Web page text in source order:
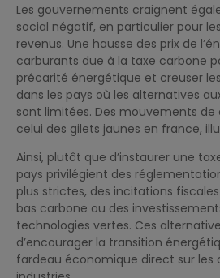
Les gouvernements craignent
social négatif, en particulier pour
revenus. Une hausse des prix de
carburants due à la taxe carbone
précarité énergétique et creuser
dans les pays où les alternatives
sont limitées. Des mouvements
celui des gilets jaunes en france,
Ainsi, plutôt que d’instaurer une
pays privilégient des
plus strictes, des incitations
bas carbone ou des
technologies vertes. Ces
d’encourager la transition
fardeau économique direct sur les